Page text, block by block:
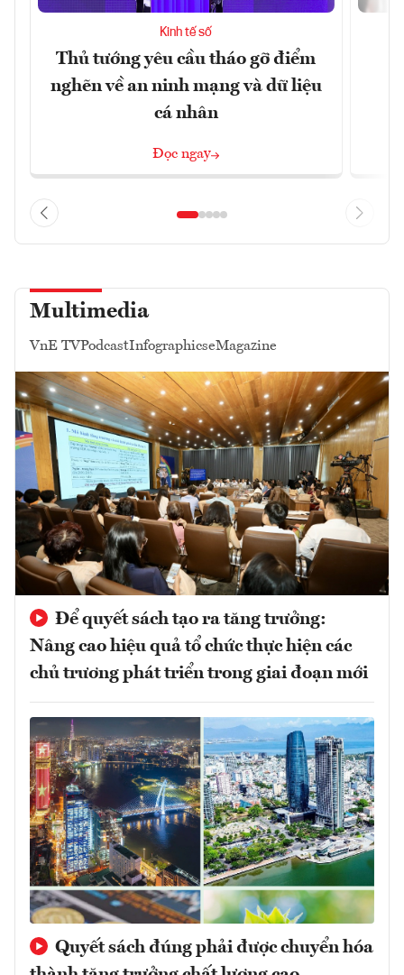
Kinh tế số
Thủ tướng yêu cầu tháo gỡ điểm
nghẽn về an ninh mạng và dữ liệu
cá nhân
Đọc ngay
Multimedia
VnE TVPodcastInfographicseMagazine
Để quyết sách tạo ra tăng trưởng:
Nâng cao hiệu quả tổ chức thực hiện các
chủ trương phát triển trong giai đoạn mới
Quyết sách đúng phải được chuyển hóa